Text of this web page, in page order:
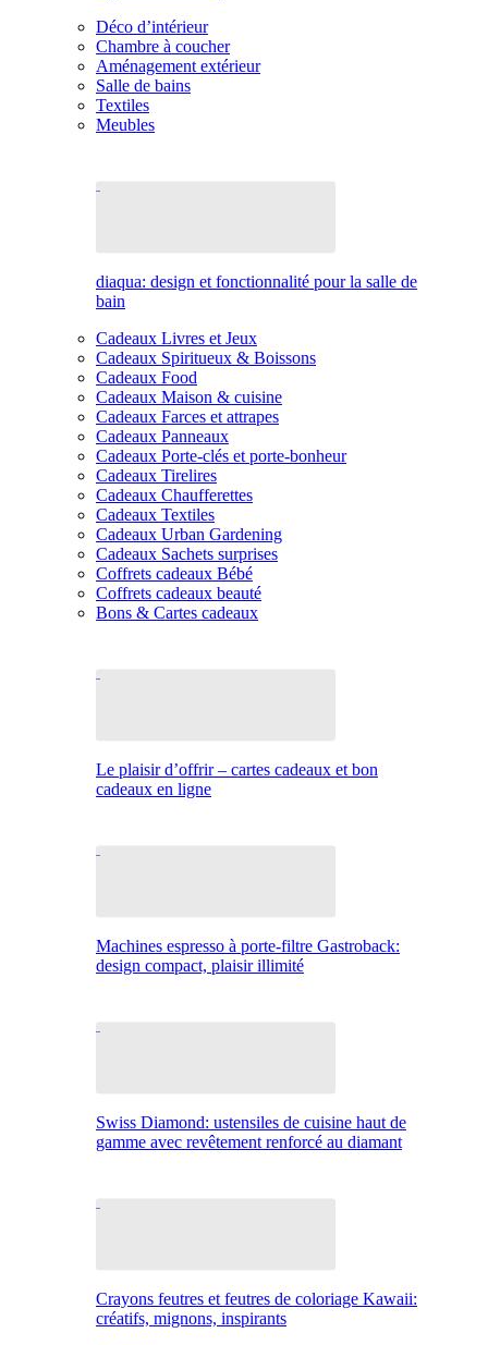
Déco d’intérieur
Chambre à coucher
Aménagement extérieur
Salle de bains
Textiles
Meubles
diaqua: design et fonctionnalité pour la salle de
bain
Cadeaux Livres et Jeux
Cadeaux Spiritueux & Boissons
Cadeaux Food
Cadeaux Maison & cuisine
Cadeaux Farces et attrapes
Cadeaux Panneaux
Cadeaux Porte-clés et porte-bonheur
Cadeaux Tirelires
Cadeaux Chaufferettes
Cadeaux Textiles
Cadeaux Urban Gardening
Cadeaux Sachets surprises
Coffrets cadeaux Bébé
Coffrets cadeaux beauté
Bons & Cartes cadeaux
Le plaisir d’offrir – cartes cadeaux et bon
cadeaux en ligne
Machines espresso à porte-filtre Gastroback:
design compact, plaisir illimité
Swiss Diamond: ustensiles de cuisine haut de
gamme avec revêtement renforcé au diamant
Crayons feutres et feutres de coloriage Kawaii:
créatifs, mignons, inspirants